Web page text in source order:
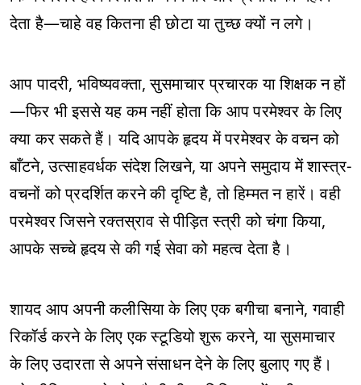
देता है—चाहे वह कितना ही छोटा या तुच्छ क्यों न लगे।
आप पादरी, भविष्यवक्ता, सुसमाचार प्रचारक या शिक्षक न हों
—फिर भी इससे यह कम नहीं होता कि आप परमेश्वर के लिए
क्या कर सकते हैं। यदि आपके हृदय में परमेश्वर के वचन को
बाँटने, उत्साहवर्धक संदेश लिखने, या अपने समुदाय में शास्त्र-
वचनों को प्रदर्शित करने की दृष्टि है, तो हिम्मत न हारें। वही
परमेश्वर जिसने रक्तस्राव से पीड़ित स्त्री को चंगा किया,
आपके सच्चे हृदय से की गई सेवा को महत्व देता है।
शायद आप अपनी कलीसिया के लिए एक बगीचा बनाने, गवाही
रिकॉर्ड करने के लिए एक स्टूडियो शुरू करने, या सुसमाचार
के लिए उदारता से अपने संसाधन देने के लिए बुलाए गए हैं।